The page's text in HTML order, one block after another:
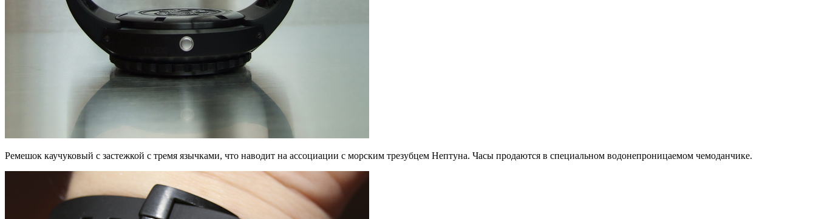
Ремешок каучуковый с застежкой с тремя язычками, что наводит на ассоциации с морским трезубцем Нептуна. Часы продаются в специальном водонепроницаемом чемоданчике.